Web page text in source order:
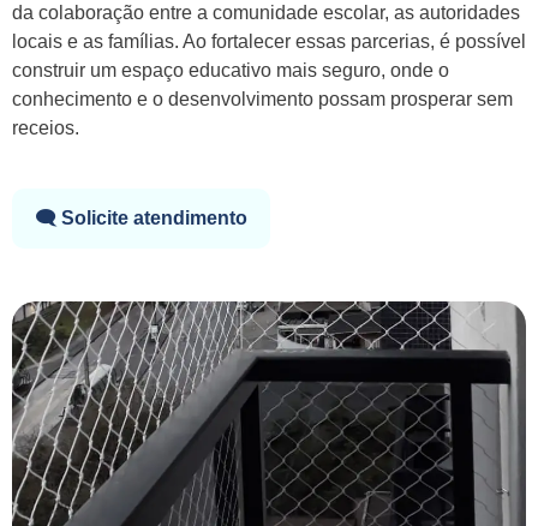
da colaboração entre a comunidade escolar, as autoridades
locais e as famílias. Ao fortalecer essas parcerias, é possível
construir um espaço educativo mais seguro, onde o
conhecimento e o desenvolvimento possam prosperar sem
receios.
🗨️ Solicite atendimento